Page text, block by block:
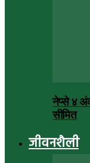
नेप्से ४
सीमित
जीवनशैली